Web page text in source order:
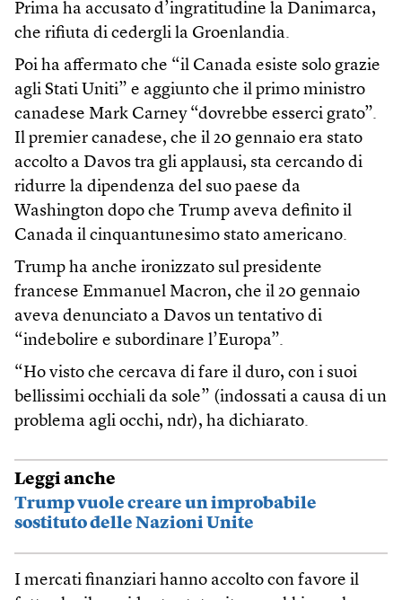
Prima ha accusato d’ingratitudine la Danimarca,
che rifiuta di cedergli la Groenlandia.
Poi ha affermato che “il Canada esiste solo grazie
agli Stati Uniti” e aggiunto che il primo ministro
canadese Mark Carney “dovrebbe esserci grato”.
Il premier canadese, che il 20 gennaio era stato
accolto a Davos tra gli applausi, sta cercando di
ridurre la dipendenza del suo paese da
Washington dopo che Trump aveva definito il
Canada il cinquantunesimo stato americano.
Trump ha anche ironizzato sul presidente
francese Emmanuel Macron, che il 20 gennaio
aveva denunciato a Davos un tentativo di
“indebolire e subordinare l’Europa”.
“Ho visto che cercava di fare il duro, con i suoi
bellissimi occhiali da sole” (indossati a causa di un
problema agli occhi, ndr), ha dichiarato.
Leggi anche
Trump vuole creare un improbabile
sostituto delle Nazioni Unite
I mercati finanziari hanno accolto con favore il